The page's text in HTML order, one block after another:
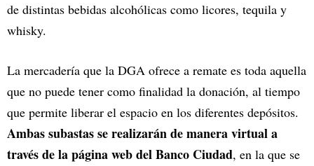
de distintas bebidas alcohólicas como licores, tequila y
whisky.
La mercadería que la DGA ofrece a remate es toda aquella
que no puede tener como finalidad la donación, al tiempo
que permite liberar el espacio en los diferentes depósitos.
Ambas subastas se realizarán de manera virtual a
través de la página web del Banco Ciudad, en la que se